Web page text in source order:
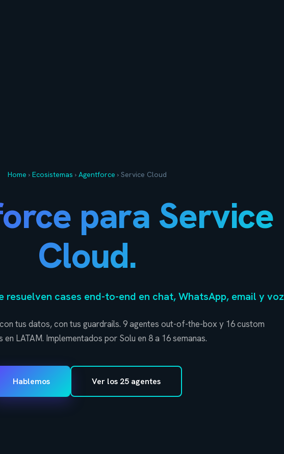
Home › Ecosistemas › Agentforce › Service Cloud
para Service
Cloud.
resuelven cases end-to-end en chat, WhatsApp, email y voz
tus datos, con tus guardrails. 9 agentes out-of-the-box y 16 custom
en LATAM. Implementados por Solu en 8 a 16 semanas.
Hablemos Ver los 25 agentes